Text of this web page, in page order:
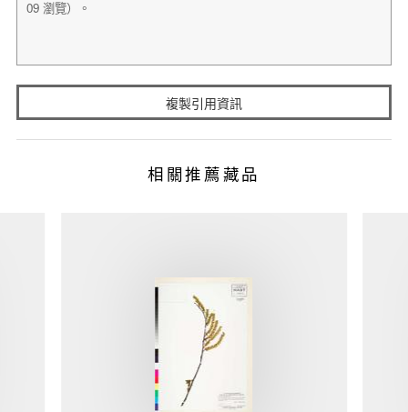
複製引用資訊
相關推薦藏品